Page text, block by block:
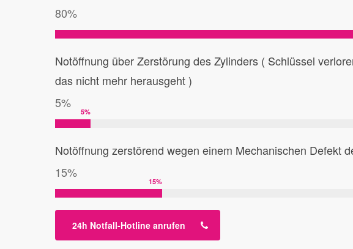
80%
Notöffnung über Zerstörung des Zylinders ( Schlüssel
das nicht mehr herausgeht )
5%
5%
Notöffnung zerstörend wegen einem Mechanischen Defekt
15%
15%
24h Notfall-Hotline anrufen